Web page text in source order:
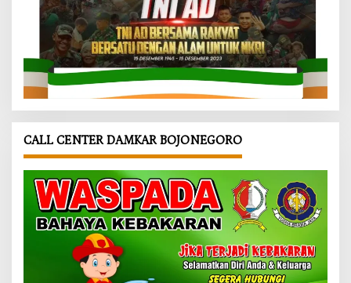
CALL CENTER DAMKAR BOJONEGORO